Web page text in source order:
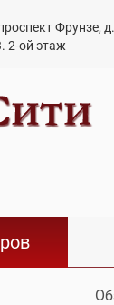
Фрунзе,
2-ой этаж